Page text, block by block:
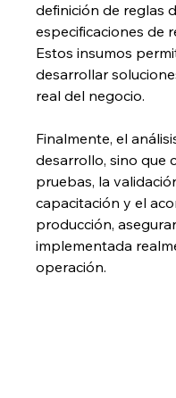
definición de reglas
especificaciones de
Estos insumos
desarrollar
real del negocio.
Finalmente, el
desarrollo, sino que
pruebas, la
capacitación y el
producción,
implementada
operación.